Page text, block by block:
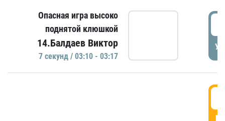
Опасная игра высоко
поднятой клюшкой
14.Балдаев Виктор
7 секунд / 03:10 - 03:17